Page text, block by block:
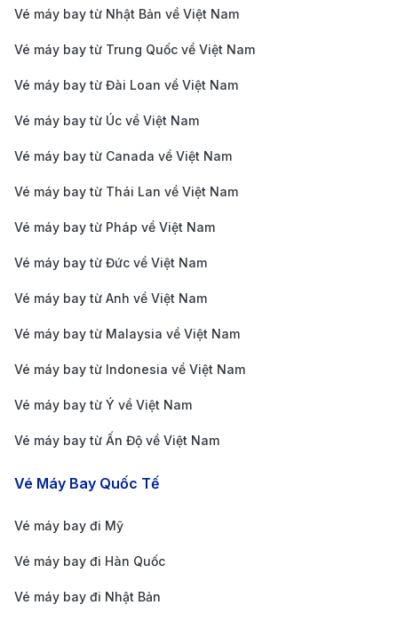
Air
Giá vé máy bay
Chí Minh Scoot
Giá vé máy bay
Chí Minh
Singapore Airlines
4.248.000 VND
Hướng dẫn cách di chuyển từ trung
tâm đi sân bay Singapore và từ sân
bay Tp. Hồ Chí Minh đi trung tâm
thành phố
Hướng dẫn cách di chuyển từ trung tâm
Singapore đi sân bay Changi
Sân bay quốc tế Changi (SIN) nằm cách trung tâm
thành phố Singapore khoảng 20 km, là một trong
Du khách có thể lựa chọn nhiều phương tiện di
chuyển thuận tiện:
chóng và tiết kiệm. Bạn có thể đi tuyến East West
Line từ trung tâm (City Hall, Raffles Place…) đến ga
Vé máy bay từ Nhật Bản về Việt Nam
Vé máy bay từ Trung Quốc về Việt Nam
Vé máy bay từ Đài Loan về Việt Nam
Vé máy bay từ Úc về Việt Nam
Vé máy bay từ Canada về Việt Nam
Vé máy bay từ Thái Lan về Việt Nam
Vé máy bay từ Pháp về Việt Nam
Vé máy bay từ Đức về Việt Nam
Vé máy bay từ Anh về Việt Nam
Vé máy bay từ Malaysia về Việt Nam
Vé máy bay từ Indonesia về Việt Nam
Vé máy bay từ Ý về Việt Nam
Vé máy bay từ Ấn Độ về Việt Nam
Vé Máy Bay Quốc Tế
Vé máy bay đi Mỹ
Vé máy bay đi Hàn Quốc
Vé máy bay đi Nhật Bản